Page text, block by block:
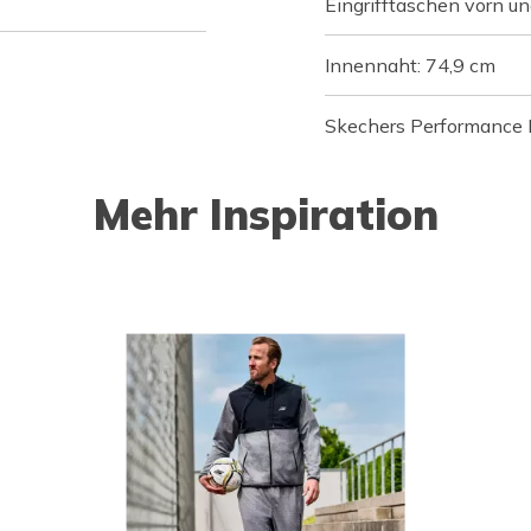
Innennaht: 74,9 cm
Skechers Performance
Mehr Inspiration